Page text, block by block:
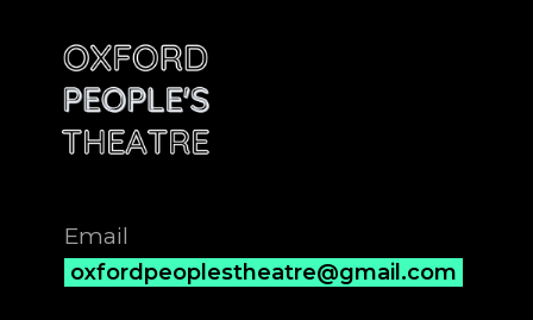
Email
oxfordpeoplestheatre@gmail.com